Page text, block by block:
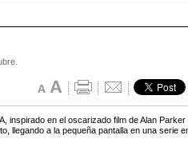
inspirado en el oscarizado film de Alan
llegando a la pequeña pantalla en una serie